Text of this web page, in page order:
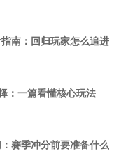
南：回归玩家怎么追进
：一篇看懂核心玩法
赛季冲分前要准备什么